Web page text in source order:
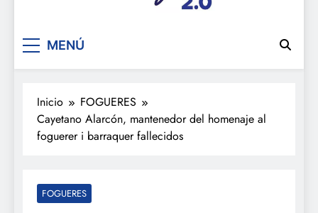
De festa en festa 2.0
MENÚ
Inicio
FOGUERES
Cayetano Alarcón, mantenedor del homenaje al
foguerer i barraquer fallecidos
FOGUERES